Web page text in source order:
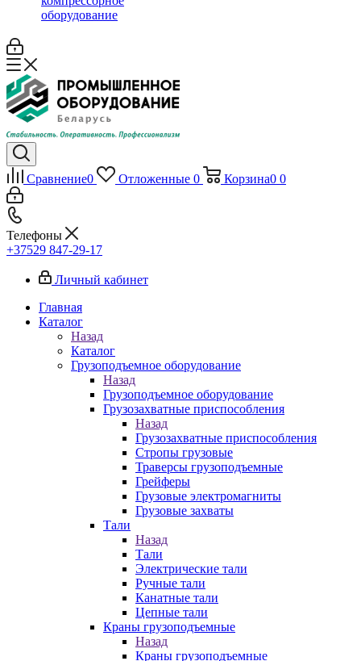
оборудование
Сравнение0 Отложенные 0 Корзина0 0
Телефоны
+37529 847-29-17‬
Личный кабинет
Главная
Каталог
Назад
Каталог
Грузоподъемное оборудование
Назад
Грузоподъемное оборудование
Грузозахватные приспособления
Назад
Грузозахватные приспособления
Стропы грузовые
Траверсы грузоподъемные
Грейферы
Грузовые электромагниты
Грузовые захваты
Тали
Назад
Тали
Электрические тали
Ручные тали
Канатные тали
Цепные тали
Краны грузоподъемные
Назад
Краны грузоподъемные